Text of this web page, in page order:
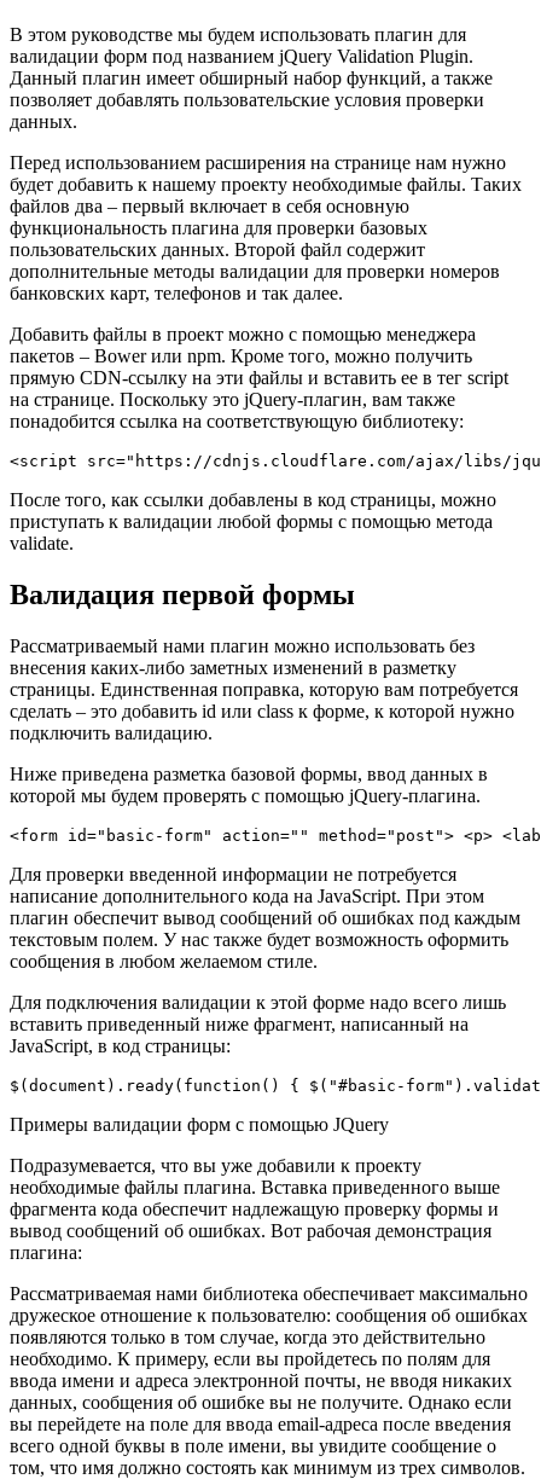
В этом руководстве мы будем использовать плагин для
валидации форм под названием jQuery Validation Plugin.
Данный плагин имеет обширный набор функций, а также
позволяет добавлять пользовательские условия проверки
данных.
Перед использованием расширения на странице нам нужно
будет добавить к нашему проекту необходимые файлы. Таких
файлов два – первый включает в себя основную
функциональность плагина для проверки базовых
пользовательских данных. Второй файл содержит
дополнительные методы валидации для проверки номеров
банковских карт, телефонов и так далее.
Добавить файлы в проект можно с помощью менеджера
пакетов – Bower или npm. Кроме того, можно получить
прямую CDN-ссылку на эти файлы и вставить ее в тег script
на странице. Поскольку это jQuery-плагин, вам также
понадобится ссылка на соответствующую библиотеку:
<script src="https://cdnjs.cloudflare.com/ajax/libs/
После того, как ссылки добавлены в код страницы, можно
приступать к валидации любой формы с помощью метода
validate.
Валидация первой формы
Рассматриваемый нами плагин можно использовать без
внесения каких-либо заметных изменений в разметку
страницы. Единственная поправка, которую вам потребуется
сделать – это добавить id или class к форме, к которой нужно
подключить валидацию.
Ниже приведена разметка базовой формы, ввод данных в
которой мы будем проверять с помощью jQuery-плагина.
<form id="basic-form" action="" method="post"> <p>
Для проверки введенной информации не потребуется
написание дополнительного кода на JavaScript. При этом
плагин обеспечит вывод сообщений об ошибках под каждым
текстовым полем. У нас также будет возможность оформить
сообщения в любом желаемом стиле.
Для подключения валидации к этой форме надо всего лишь
вставить приведенный ниже фрагмент, написанный на
JavaScript, в код страницы:
$(document).ready(function() { $("#basic-
Примеры валидации форм с помощью JQuery
Подразумевается, что вы уже добавили к проекту
необходимые файлы плагина. Вставка приведенного выше
фрагмента кода обеспечит надлежащую проверку формы и
вывод сообщений об ошибках. Вот рабочая демонстрация
плагина:
Рассматриваемая нами библиотека обеспечивает максимально
дружеское отношение к пользователю: сообщения об ошибках
появляются только в том случае, когда это действительно
необходимо. К примеру, если вы пройдетесь по полям для
ввода имени и адреса электронной почты, не вводя никаких
данных, сообщения об ошибке вы не получите. Однако если
вы перейдете на поле для ввода email-адреса после введения
всего одной буквы в поле имени, вы увидите сообщение о
том, что имя должно состоять как минимум из трех символов.